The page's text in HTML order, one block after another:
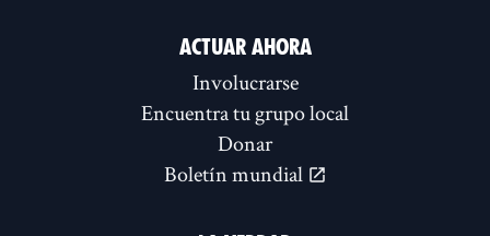
ACTUAR AHORA
Involucrarse
Encuentra tu grupo local
Donar
Boletín mundial